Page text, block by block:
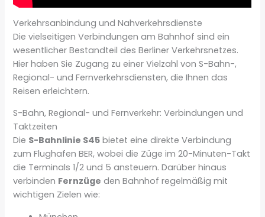
Verkehrsanbindung und Nahverkehrsdienste
Die vielseitigen Verbindungen am Bahnhof sind ein
wesentlicher Bestandteil des Berliner Verkehrsnetzes.
Hier haben Sie Zugang zu einer Vielzahl von S-Bahn-,
Regional- und Fernverkehrsdiensten, die Ihnen das
Reisen erleichtern.
S-Bahn, Regional- und Fernverkehr: Verbindungen und
Taktzeiten
Die S-Bahnlinie S45 bietet eine direkte Verbindung
zum Flughafen BER, wobei die Züge im 20-Minuten-Takt
die Terminals 1/2 und 5 ansteuern. Darüber hinaus
verbinden Fernzüge den Bahnhof regelmäßig mit
wichtigen Zielen wie: